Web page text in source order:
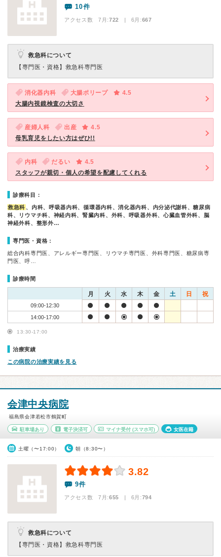
10件
アクセス数 7月:722 | 6月:667
救急科について
【専門医・資格】 救急科専門医
消化器内科 大腸ポリープ
4.5
大腸内視鏡検査の大切さ
産婦人科 出産
4.5
母乳育児をしたい方はぜひ!!
内科 だるい
4.5
スタッフが親切・個人の希望を配慮してくれる
診療科目：
救急科 、内科、呼吸器内科、循環器内科、消化器内科、内分泌代謝科、糖尿病
科、リウマチ科、神経内科、腎臓内科、外科、呼吸器外科、心臓血管外科、脳
神経外科、整形外…
専門医・資格：
総合内科専門医、アレルギー専門医、リウマチ専門医、外科専門医、糖尿病専
門医、呼…
診療時間
月 火 水 木 金 土 日 祝
09:00-12:30
14:00-17:00
13:30-17:00
治療実績
この病院の治療実績を見る
会津中央病院
福島県会津若松市鶴賀町
駐車場あり 電子決済可 マイナ受付 (スマホ可) 女医在籍
土曜（〜17:00） 朝（8:30〜）
3.82
9件
アクセス数 7月:655 | 6月:794
救急科について
【専門医・資格】 救急科専門医